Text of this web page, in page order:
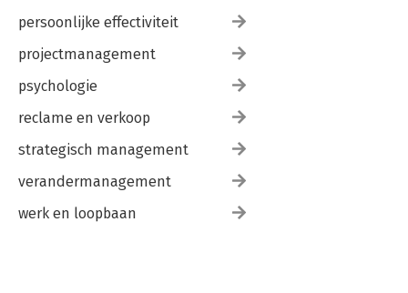
persoonlijke effectiviteit
projectmanagement
psychologie
reclame en verkoop
strategisch management
verandermanagement
werk en loopbaan